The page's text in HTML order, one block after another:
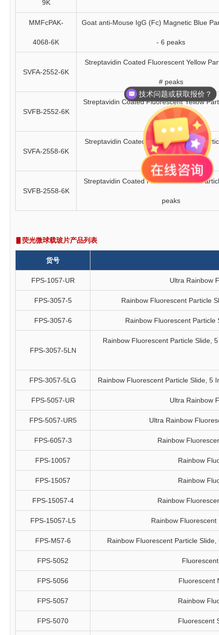
9K
MMFcPAK-
4068-6K
Goat anti-Mouse IgG (Fc) Magnetic Blue
- 6 peaks
SVFA-2552-6K
Streptavidin Coated Fluorescent Yellow
# peaks
SVFB-2552-6K
Streptavidin Coated Fluorescent Yellow
# peaks
SVFA-2558-6K
Streptavidin Coated Fluorescent Pink
SVFB-2558-6K
Streptavidin Coated Fluorescent Pink
peaks
▋荧光微球载玻片产品列表
货号
FPS-1057-UR Ultra Rainbow
FPS-3057-5 Rainbow Fluorescent Particle
FPS-3057-6 Rainbow Fluorescent
FPS-3057-5LN
Rainbow Fluorescent Particle Slide,
FPS-3057-5LG Rainbow Fluorescent Particle Slide, 5
FPS-5057-UR Ultra Rainbow
FPS-5057-UR5 Ultra Rainbow
FPS-6057-3 Rainbow
FPS-10057 Rainbow
FPS-15057 Rainbow
FPS-15057-4 Rainbow
FPS-15057-L5 Rainbow
FPS-M57-6 Rainbow Fluorescent Particle
FPS-5052
FPS-5056 Fluorescent
FPS-5057 Rainbow
FPS-5070 Fluorescent
技术问题或获取报价？
产品说明书在哪里？